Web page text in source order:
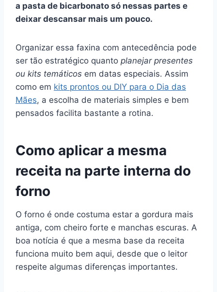
a pasta de bicarbonato só nessas partes e
deixar descansar mais um pouco.
Organizar essa faxina com antecedência pode
ser tão estratégico quanto planejar presentes
ou kits temáticos em datas especiais. Assim
como em kits prontos ou DIY para o Dia das
Mães, a escolha de materiais simples e bem
pensados facilita bastante a rotina.
Como aplicar a mesma
receita na parte interna do
forno
O forno é onde costuma estar a gordura mais
antiga, com cheiro forte e manchas escuras. A
boa notícia é que a mesma base da receita
funciona muito bem aqui, desde que o leitor
respeite algumas diferenças importantes.